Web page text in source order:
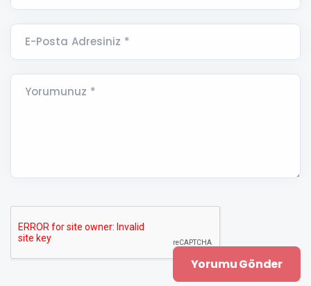
E-Posta Adresiniz *
Yorumunuz *